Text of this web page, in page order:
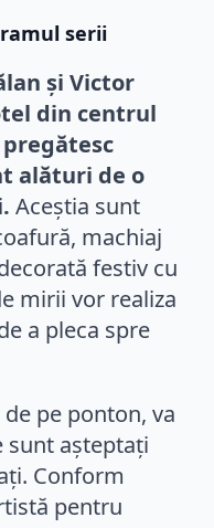
serii
și Victor
din centrul
alături de o
Aceștia sunt
machiaj
festiv cu
mirii vor realiza
a pleca spre
pe ponton, va
sunt așteptați
Conform
pentru